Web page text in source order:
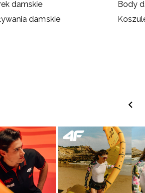
damskie
Body
damskie